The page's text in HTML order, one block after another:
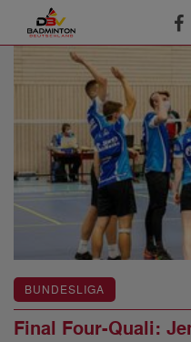
BUNDESLIGA
Final Four-Quali: